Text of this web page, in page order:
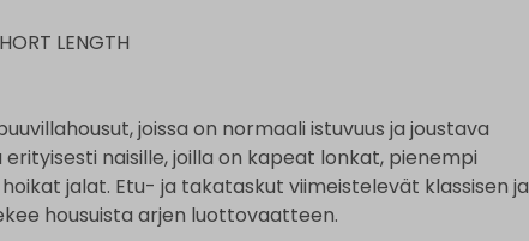
LENGTH
joissa on normaali istuvuus ja joustava
naisille, joilla on kapeat lonkat, pienempi
jalat. Etu- ja takataskut viimeistelevät klassisen ja
housuista arjen luottovaatteen.